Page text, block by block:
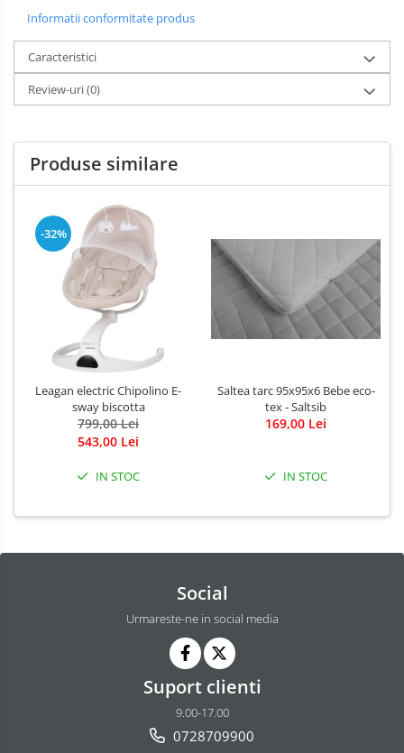
Informatii conformitate produs
Caracteristici
Review-uri(0)
Produse similare
-32%
Leagan electric Chipolino E-
sway biscotta
799,00 Lei
543,00 Lei
IN STOC
Saltea tarc 95x95x6 Bebe eco-
tex - Saltsib
169,00 Lei
IN STOC
Social
Urmareste-ne in social media
Suport clienti
9.00-17.00
0728709900